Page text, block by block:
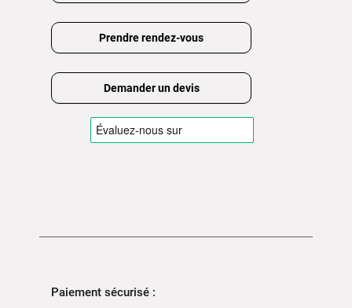
Prendre rendez-vous
Demander un devis
Paiement sécurisé :